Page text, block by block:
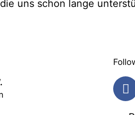
uns schon lange